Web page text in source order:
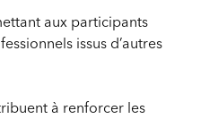
aux participants
issus d’autres
à renforcer les